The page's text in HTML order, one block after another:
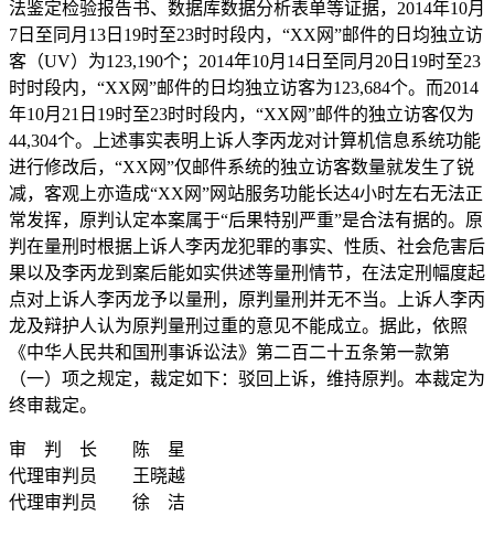
法鉴定检验报告书、数据库数据分析表单等证据，2014年10月
7日至同月13日19时至23时时段内，“XX网”邮件的日均独立访
客（UV）为123,190个；2014年10月14日至同月20日19时至23
时时段内，“XX网”邮件的日均独立访客为123,684个。而2014
年10月21日19时至23时时段内，“XX网”邮件的独立访客仅为
44,304个。上述事实表明上诉人李丙龙对计算机信息系统功能
进行修改后，“XX网”仅邮件系统的独立访客数量就发生了锐
减，客观上亦造成“XX网”网站服务功能长达4小时左右无法正
常发挥，原判认定本案属于“后果特别严重”是合法有据的。原
判在量刑时根据上诉人李丙龙犯罪的事实、性质、社会危害后
果以及李丙龙到案后能如实供述等量刑情节，在法定刑幅度起
点对上诉人李丙龙予以量刑，原判量刑并无不当。上诉人李丙
龙及辩护人认为原判量刑过重的意见不能成立。据此，依照
《中华人民共和国刑事诉讼法》第二百二十五条第一款第
（一）项之规定，裁定如下：驳回上诉，维持原判。本裁定为
终审裁定。
审 判 长 陈 星
代理审判员 王晓越
代理审判员 徐 洁